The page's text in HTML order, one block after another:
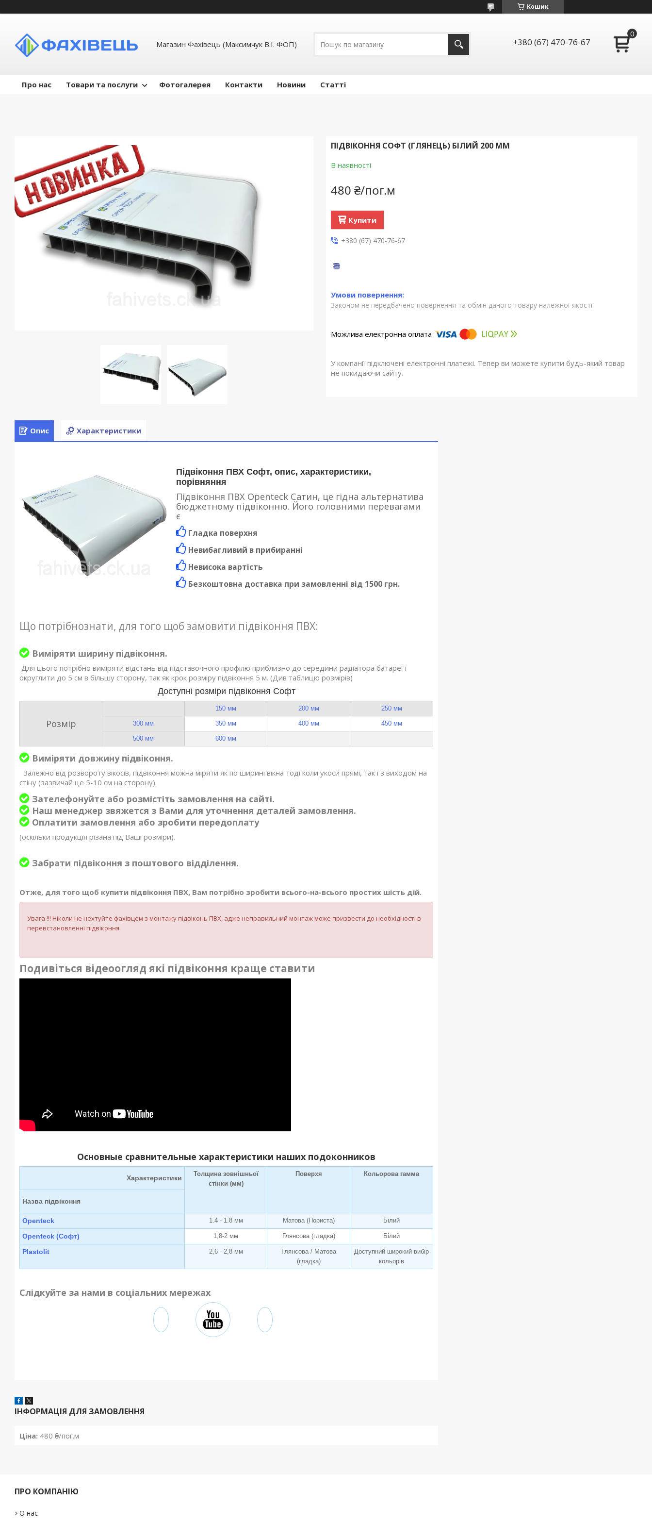
Кошик
Магазин Фахівець (Максимчук В.І. ФОП) +380 (67) 470-76-67
Про нас Товари та послуги Фотогалерея Контакти Новини Статті
ПІДВІКОННЯ СОФТ (ГЛЯНЕЦЬ) БІЛИЙ 200 ММ
В наявності
480 ₴/пог.м
Купити
+380 (67) 470-76-67
Законом не передбачено повернення та обмін даного товару належної якості
У компанії підключені електронні платежі. Тепер ви можете купити будь-який товар
не покидаючи сайту.
Опис Характеристики
Підвіконня ПВХ Софт, опис, характеристики,
порівняння
Підвіконня ПВХ Openteck Сатин, це гідна альтернатива
бюджетному підвіконню. Його головними перевагами
є
Гладка поверхня
Невибагливий в прибиранні
Невисока вартість
Безкоштовна доставка при замовленні від 1500 грн.
Що потрібнознати, для того щоб замовити підвіконня ПВХ:
Виміряти ширину підвіконня.
Для цього потрібно виміряти відстань від підставочного профілю приблизно до середини радіатора батареї і
округлити до 5 см в більшу сторону, так як крок розміру підвіконня 5 м. (Див таблицю розмірів)
Доступні розміри підвіконня Софт
Розмір
150 мм 200 мм 250 мм
300 мм 350 мм 400 мм 450 мм
500 мм 600 мм
Виміряти довжину підвіконня.
Залежно від розвороту вікосів, підвіконня можна міряти як по ширині вікна тоді коли укоси прямі, так і з виходом на
стіну (зазвичай це 5-10 см на сторону).
Зателефонуйте або розмістіть замовлення на сайті.
Наш менеджер звяжется з Вами для уточнення деталей замовлення.
Оплатити замовлення або зробити передоплату
(оскільки продукція різана під Ваші розміри).
Забрати підвіконня з поштового відділення.
Отже, для того щоб купити підвіконня ПВХ, Вам потрібно зробити всього-на-всього простих шість дій.
Увага !!! Ніколи не нехтуйте фахівцем з монтажу підвіконь ПВХ, адже неправильний монтаж може призвести до необхідності в
перевстановленні підвіконня.
Подивіться відеоогляд які підвіконня краще ставити
Основные сравнительные характеристики наших подоконников
Характеристики
Толщина зовнішньої
стінки (мм)
Поверхя Кольорова гамма
Назва підвіконня
Openteck 1.4 - 1.8 мм Матова (Пориста) Білий
Openteck (Софт) 1,8-2 мм Глянсова (гладка) Білий
Plastolit 2,6 - 2,8 мм
Глянсова / Матова
(гладка)
Доступний широкий вибір
кольорів
Слідкуйте за нами в соціальних мережах
ІНФОРМАЦІЯ ДЛЯ ЗАМОВЛЕННЯ
Ціна: 480 ₴/пог.м
ПРО КОМПАНІЮ
О нас